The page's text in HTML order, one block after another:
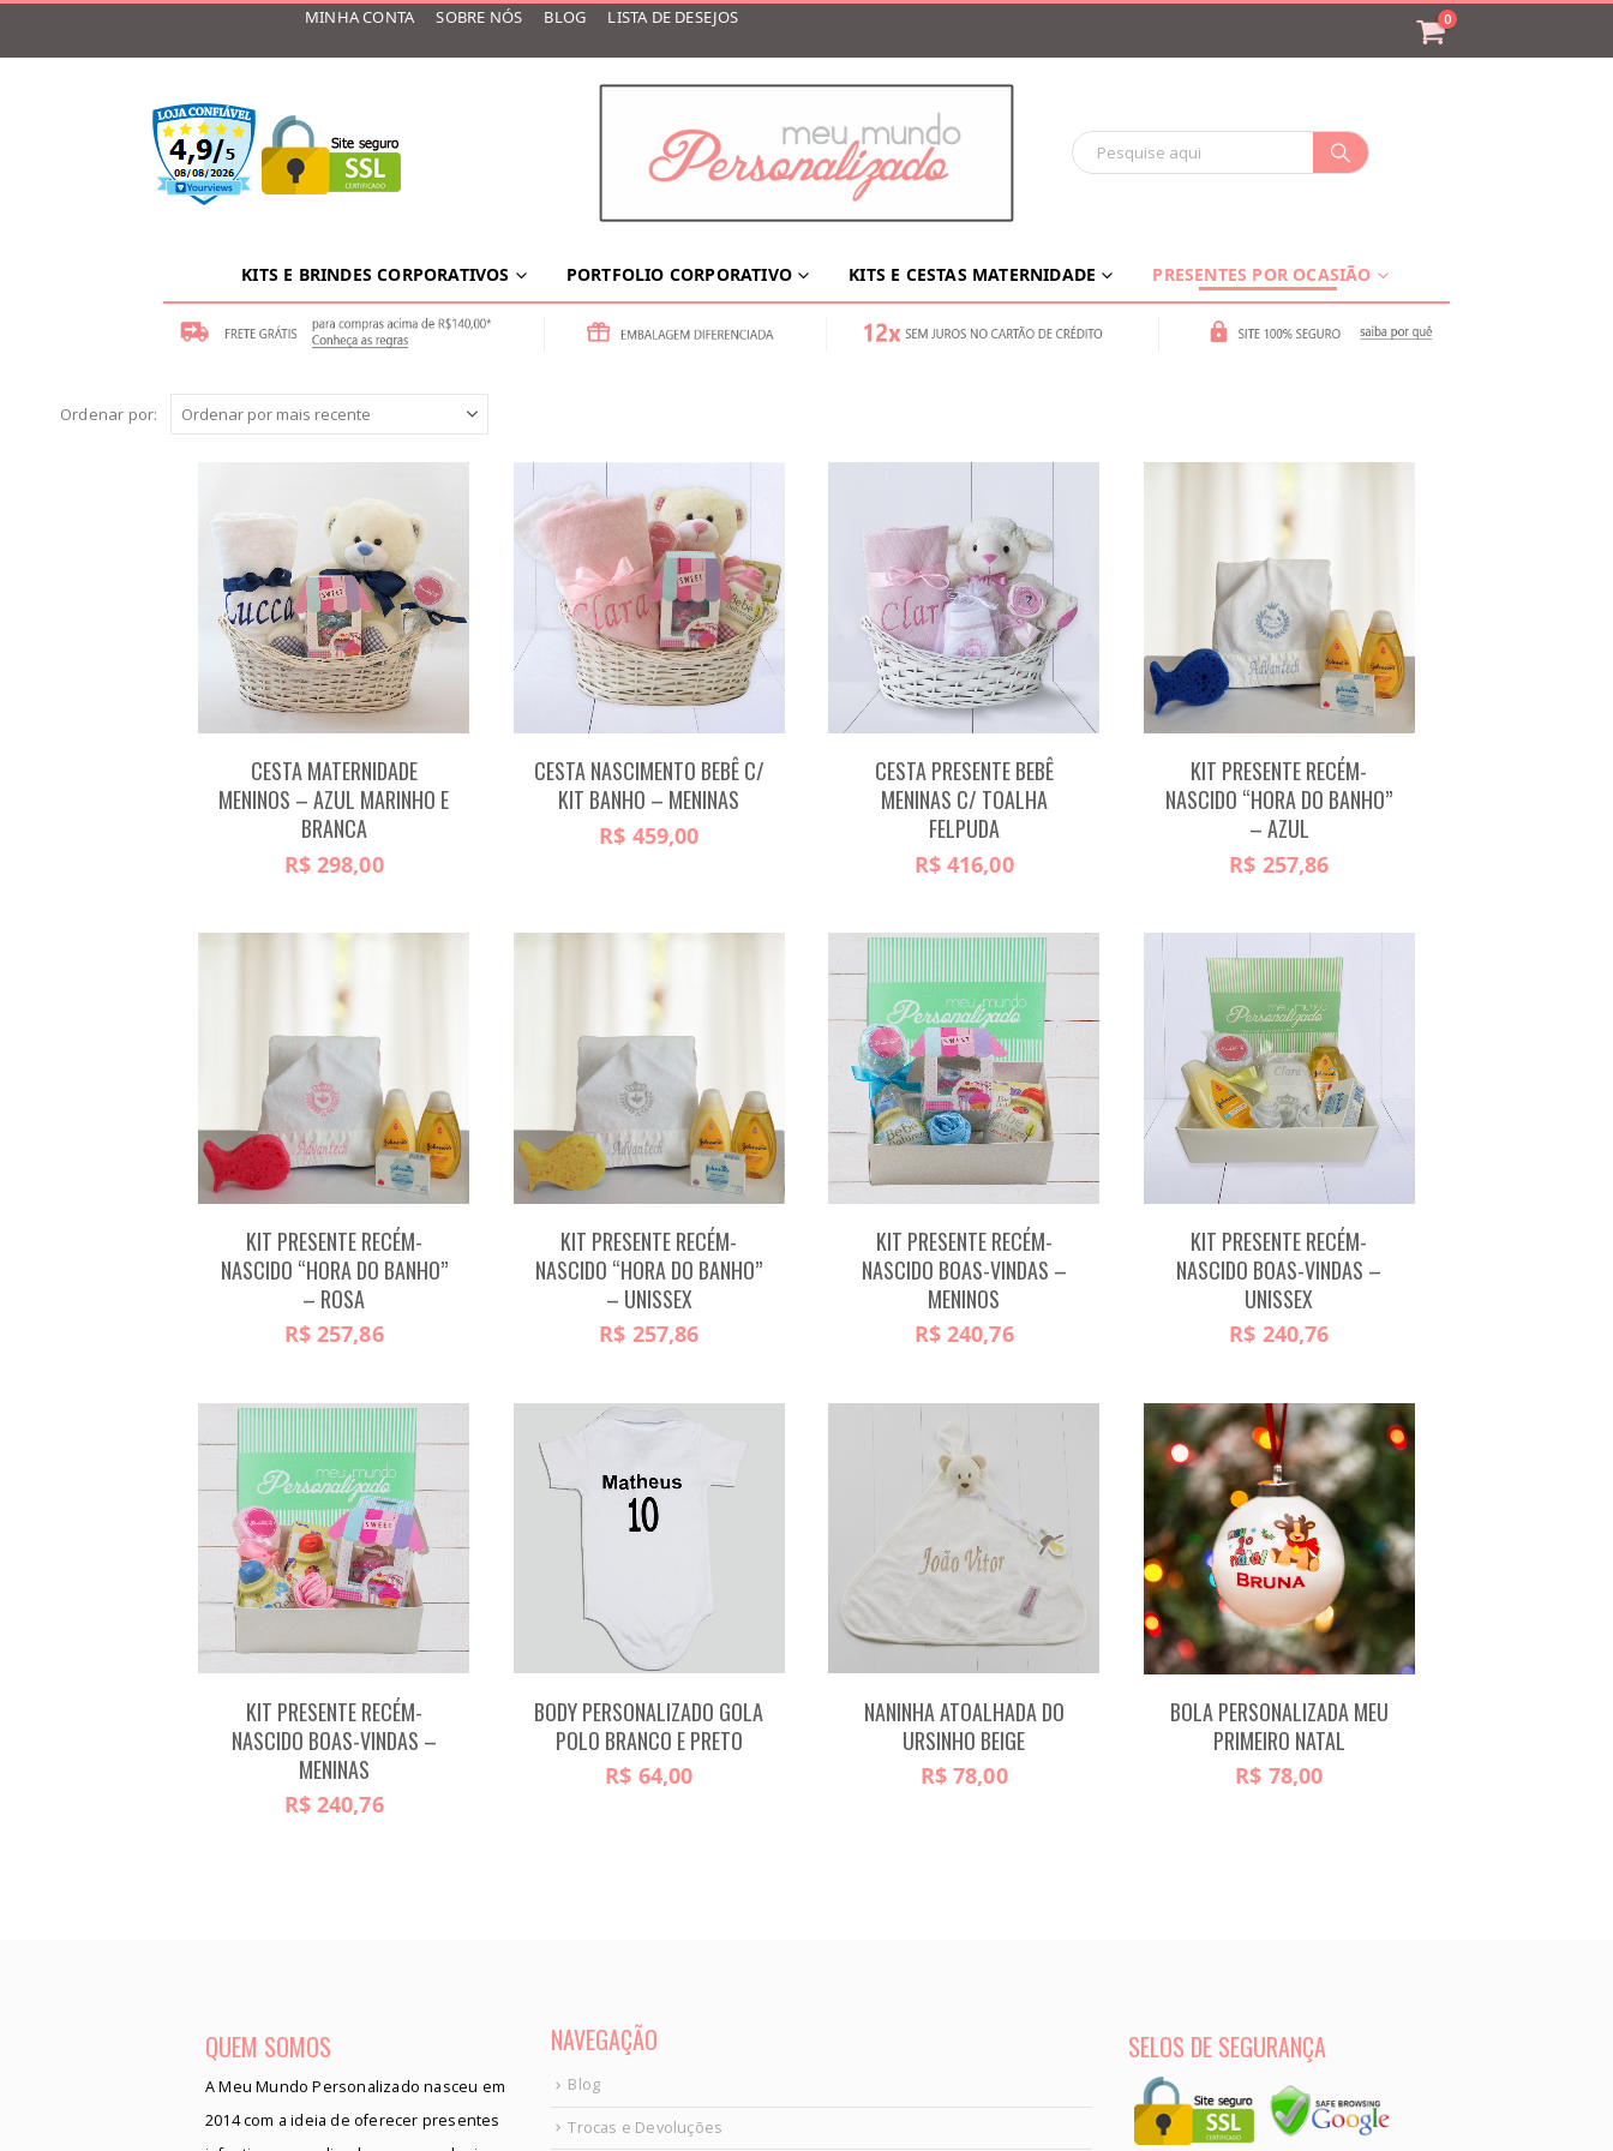
MINHA CONTA SOBRE NÓS BLOG LISTA DE DESEJOS 0
KITS E BRINDES CORPORATIVOS PORTFOLIO CORPORATIVO KITS E CESTAS MATERNIDADE PRESENTES POR OCASIÃO
Ordenar por:
CESTA MATERNIDADE
MENINOS – AZUL MARINHO E
BRANCA
R$298,00
CESTA NASCIMENTO BEBÊ C/
KIT BANHO – MENINAS
R$ 459,00
CESTA PRESENTE BEBÊ
MENINAS C/ TOALHA
FELPUDA
R$ 416,00
KIT PRESENTE RECÉM-
NASCIDO “HORA DO BANHO”
– AZUL
R$ 257,86
KIT PRESENTE RECÉM-
NASCIDO “HORA DO BANHO”
– ROSA
R$257,86
KIT PRESENTE RECÉM-
NASCIDO “HORA DO BANHO”
– UNISSEX
R$ 257,86
KIT PRESENTE RECÉM-
NASCIDO BOAS-VINDAS –
MENINOS
R$ 240,76
KIT PRESENTE RECÉM-
NASCIDO BOAS-VINDAS –
UNISSEX
R$ 240,76
KIT PRESENTE RECÉM-
NASCIDO BOAS-VINDAS –
MENINAS
R$240,76
BODY PERSONALIZADO GOLA
POLO BRANCO E PRETO
R$ 64,00
NANINHA ATOALHADA DO
URSINHO BEIGE
R$ 78,00
BOLA PERSONALIZADA MEU
PRIMEIRO NATAL
R$ 78,00
QUEM SOMOS
A Meu Mundo Personalizado nasceu em
2014 com a ideia de oferecer presentes
NAVEGAÇÃO
Blog
Trocas e Devoluções
SELOS DE SEGURANÇA